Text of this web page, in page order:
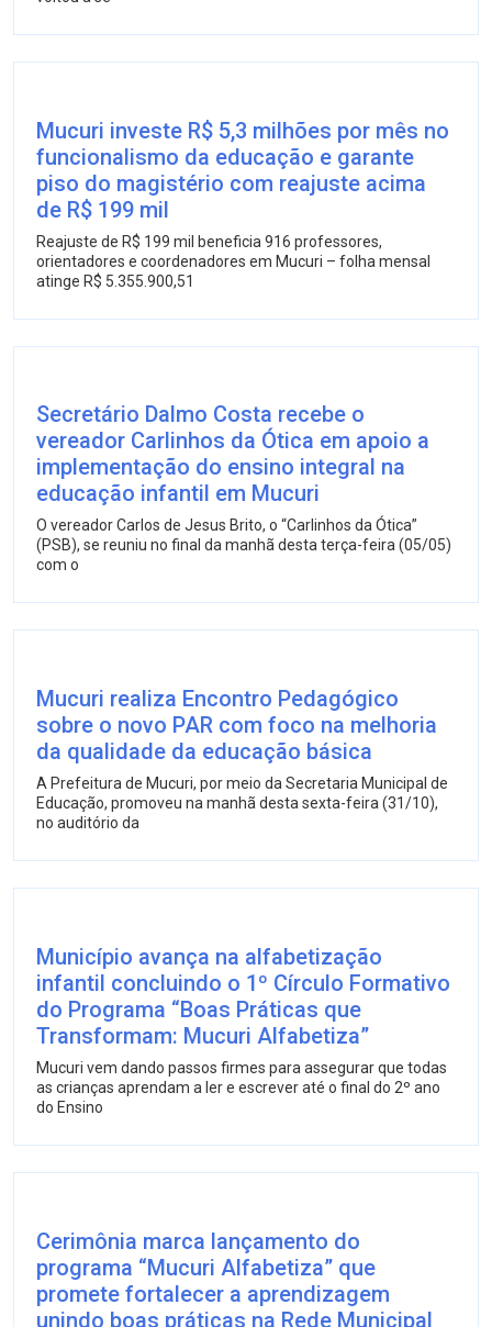
Mucuri investe R$ 5,3 milhões por mês no
funcionalismo da educação e garante
piso do magistério com reajuste acima
de R$ 199 mil
Reajuste de R$ 199 mil beneficia 916 professores,
orientadores e coordenadores em Mucuri – folha mensal
atinge R$ 5.355.900,51
Secretário Dalmo Costa recebe o
vereador Carlinhos da Ótica em apoio a
implementação do ensino integral na
educação infantil em Mucuri
O vereador Carlos de Jesus Brito, o “Carlinhos da Ótica”
(PSB), se reuniu no final da manhã desta terça-feira (05/05)
com o
Mucuri realiza Encontro Pedagógico
sobre o novo PAR com foco na melhoria
da qualidade da educação básica
A Prefeitura de Mucuri, por meio da Secretaria Municipal de
Educação, promoveu na manhã desta sexta-feira (31/10),
no auditório da
Município avança na alfabetização
infantil concluindo o 1º Círculo Formativo
do Programa “Boas Práticas que
Transformam: Mucuri Alfabetiza”
Mucuri vem dando passos firmes para assegurar que todas
as crianças aprendam a ler e escrever até o final do 2º ano
do Ensino
Cerimônia marca lançamento do
programa “Mucuri Alfabetiza” que
promete fortalecer a aprendizagem
unindo boas práticas na Rede Municipal